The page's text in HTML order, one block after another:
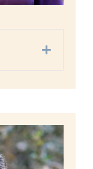
Expand